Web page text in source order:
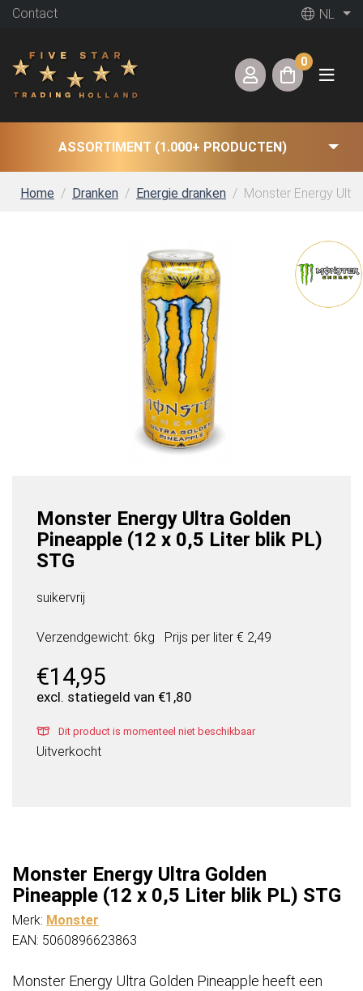
Contact NL
0
ASSORTIMENT (1.000+ PRODUCTEN)
Home Dranken Energie dranken Monster Energy
Monster Energy Ultra Golden
Pineapple (12 x 0,5 Liter blik PL)
STG
suikervrij
Verzendgewicht: 6kg Prijs per liter € 2,49
€14,95
excl. statiegeld van €1,80
Dit product is momenteel niet beschikbaar
Uitverkocht
Monster Energy Ultra Golden
Pineapple (12 x 0,5 Liter blik PL) STG
Merk: Monster
EAN: 5060896623863
Monster Energy Ultra Golden Pineapple heeft een